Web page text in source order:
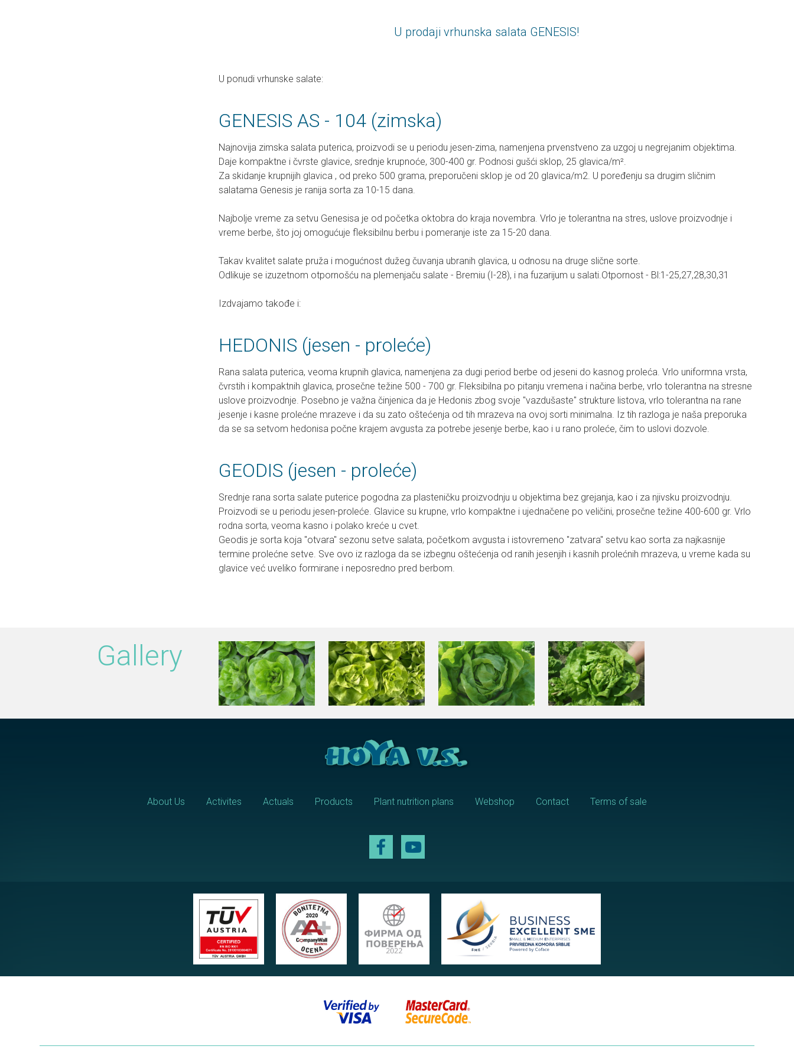
U prodaji vrhunska salata GENESIS!
U ponudi vrhunske salate:
GENESIS AS - 104 (zimska)
Najnovija zimska salata puterica, proizvodi se u periodu jesen-zima, namenjena prvenstveno za uzgoj u negrejanim objektima.
Daje kompaktne i čvrste glavice, srednje krupnoće, 300-400 gr. Podnosi gušći sklop, 25 glavica/m².
Za skidanje krupnijih glavica , od preko 500 grama, preporučeni sklop je od 20 glavica/m2. U poređenju sa drugim sličnim
salatama Genesis je ranija sorta za 10-15 dana.
Najbolje vreme za setvu Genesisa je od početka oktobra do kraja novembra. Vrlo je tolerantna na stres, uslove proizvodnje i
vreme berbe, što joj omogućuje fleksibilnu berbu i pomeranje iste za 15-20 dana.
Takav kvalitet salate pruža i mogućnost dužeg čuvanja ubranih glavica, u odnosu na druge slične sorte.
Odlikuje se izuzetnom otpornošću na plemenjaču salate - Bremiu (I-28), i na fuzarijum u salati.Otpornost - Bl:1-25,27,28,30,31
Izdvajamo takođe i:
HEDONIS (jesen - proleće)
Rana salata puterica, veoma krupnih glavica, namenjena za dugi period berbe od jeseni do kasnog proleća. Vrlo uniformna vrsta,
čvrstih i kompaktnih glavica, prosečne težine 500 - 700 gr. Fleksibilna po pitanju vremena i načina berbe, vrlo tolerantna na stresne
uslove proizvodnje. Posebno je važna činjenica da je Hedonis zbog svoje "vazdušaste" strukture listova, vrlo tolerantna na rane
jesenje i kasne prolećne mrazeve i da su zato oštećenja od tih mrazeva na ovoj sorti minimalna. Iz tih razloga je naša preporuka
da se sa setvom hedonisa počne krajem avgusta za potrebe jesenje berbe, kao i u rano proleće, čim to uslovi dozvole.
GEODIS (jesen - proleće)
Srednje rana sorta salate puterice pogodna za plasteničku proizvodnju u objektima bez grejanja, kao i za njivsku proizvodnju.
Proizvodi se u periodu jesen-proleće. Glavice su krupne, vrlo kompaktne i ujednačene po veličini, prosečne težine 400-600 gr. Vrlo
rodna sorta, veoma kasno i polako kreće u cvet.
Geodis je sorta koja "otvara" sezonu setve salata, početkom avgusta i istovremeno "zatvara" setvu kao sorta za najkasnije
termine prolećne setve. Sve ovo iz razloga da se izbegnu oštećenja od ranih jesenjih i kasnih prolećnih mrazeva, u vreme kada su
glavice već uveliko formirane i neposredno pred berbom.
Gallery
About Us Activites Actuals Products Plant nutrition plans Webshop Contact Terms of sale